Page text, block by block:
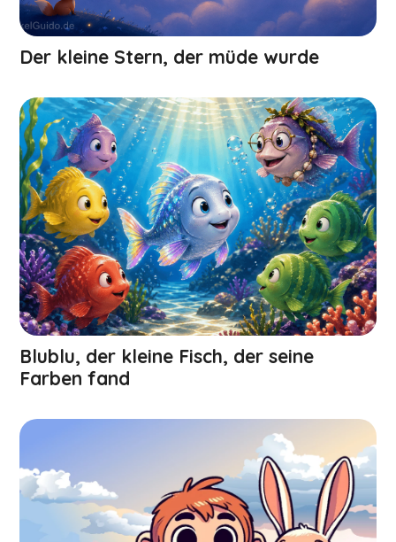
Der kleine Stern, der müde wurde
Blublu, der kleine Fisch, der seine
Farben fand